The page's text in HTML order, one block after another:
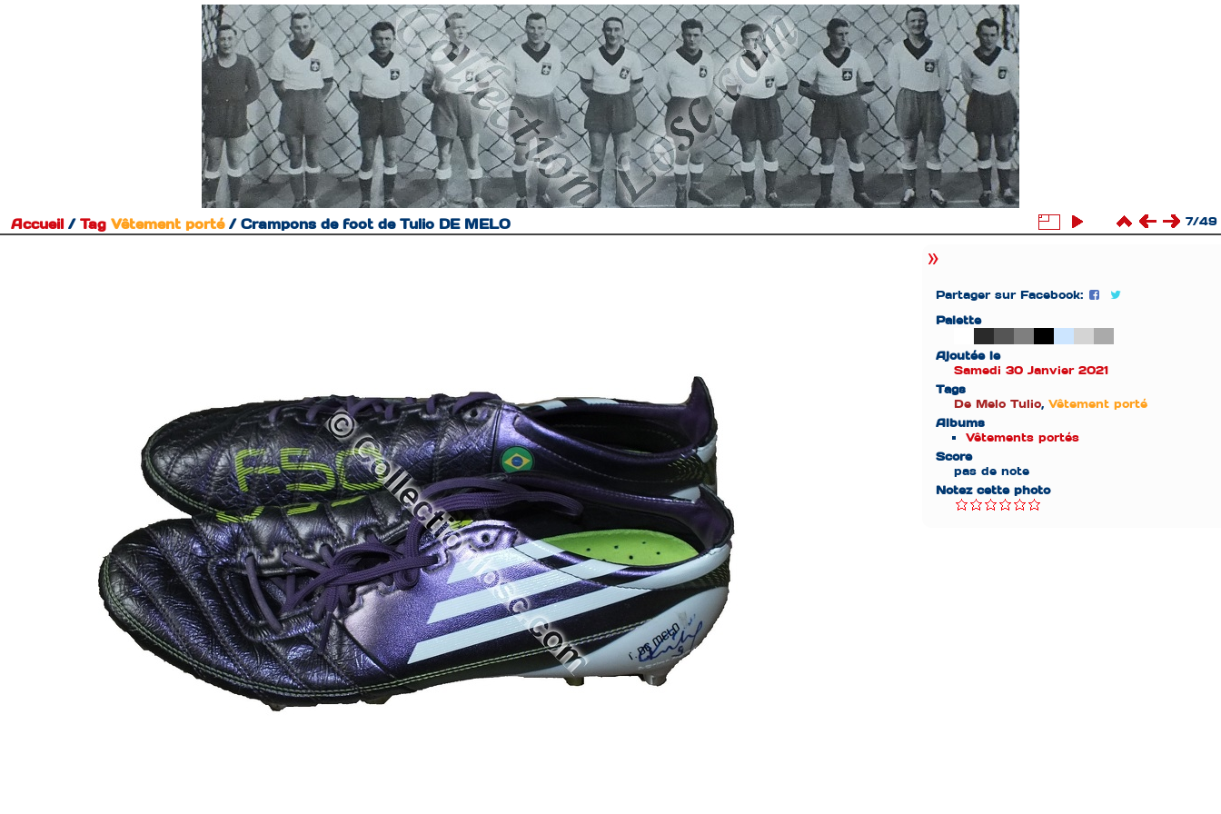
Accueil / Tag Vêtement porté/ Crampons de foot de Tulio DE MELO 7/49
Partager sur Facebook:
Palette
Ajoutée le
Samedi 30 Janvier 2021
Tags
De Melo Tulio, Vêtement porté
Albums
Vêtements portés
Score
pas de note
Notez cette photo